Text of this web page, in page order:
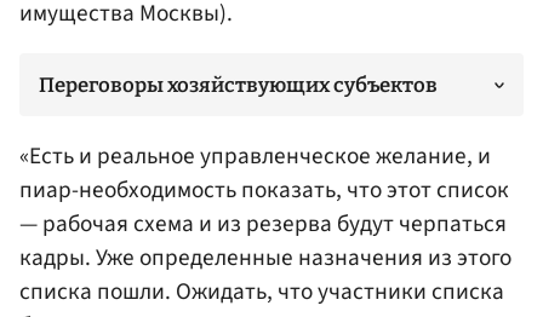
имущества Москвы).
Переговоры хозяйствующих субъектов
«Есть и реальное управленческое желание, и
пиар-необходимость показать, что этот список
— рабочая схема и из резерва будут черпаться
кадры. Уже определенные назначения из этого
списка пошли. Ожидать, что участники списка